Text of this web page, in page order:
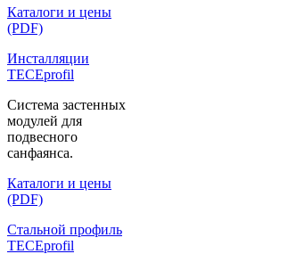
Каталоги и цены
(PDF)
Инсталляции
TECEprofil
Система застенных
модулей для
подвесного
санфаянса.
Каталоги и цены
(PDF)
Стальной профиль
TECEprofil